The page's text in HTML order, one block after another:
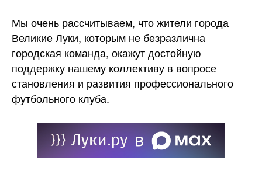
Мы очень рассчитываем, что жители города
Великие Луки, которым не безразлична
городская команда, окажут достойную
поддержку нашему коллективу в вопросе
становления и развития профессионального
футбольного клуба.